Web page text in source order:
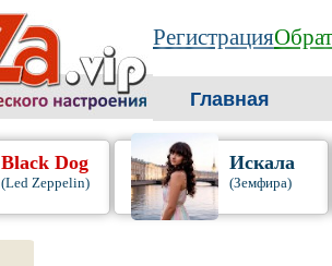
Регистрация
Главная
Black Dog
(Led Zeppelin)
Искала
(Земфира)